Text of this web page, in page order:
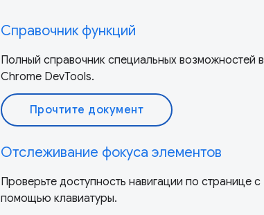
Справочник функций
Полный справочник специальных возможностей в
Chrome DevTools.
Прочтите документ
Отслеживание фокуса элементов
Проверьте доступность навигации по странице с
помощью клавиатуры.